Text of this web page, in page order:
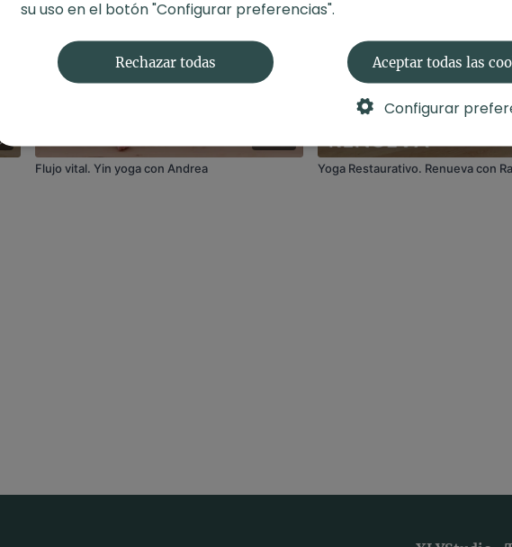
Flujo vital. Yin yoga con Andrea Yoga Restaurativo. Renueva con
su uso en el botón "Configurar preferencias".
Rechazar todas Aceptar todas las
Configurar